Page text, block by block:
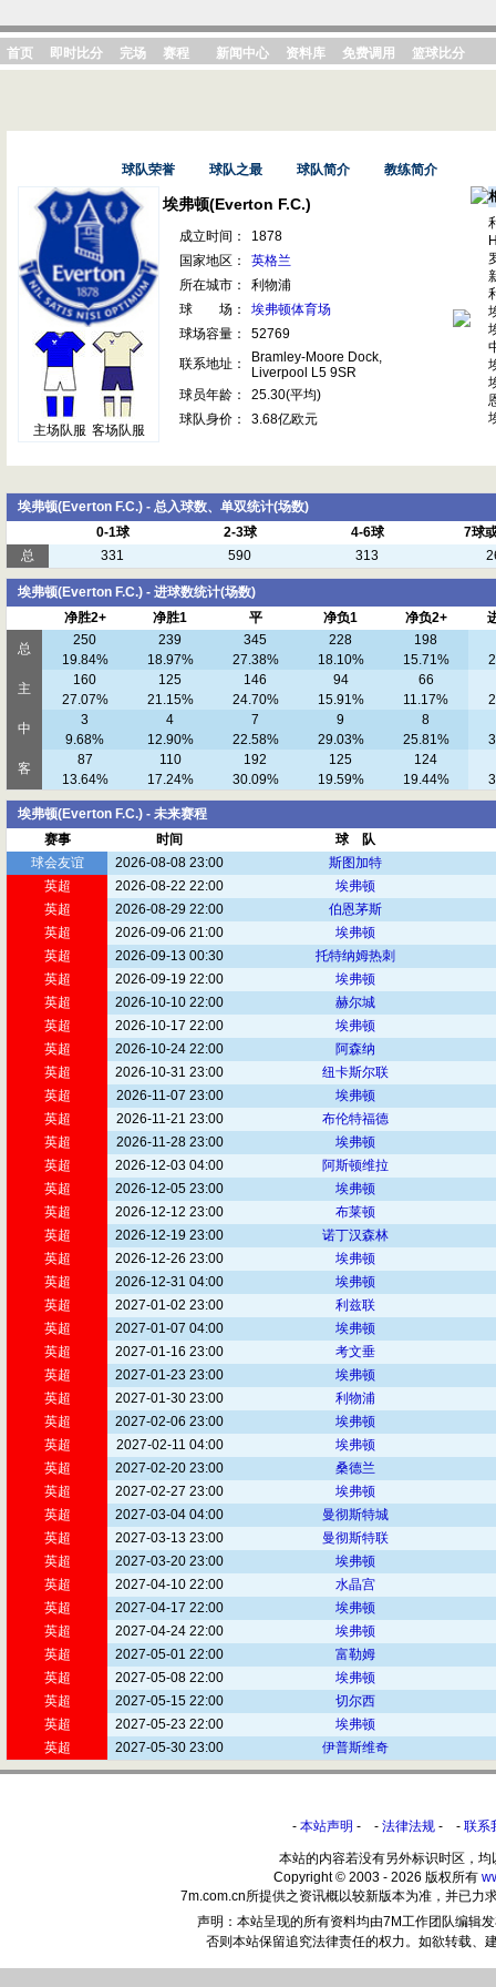
首页 即时比分 完场 赛程 新闻中心 资料库 免费调用 篮球比分
球队荣誉 球队之最 球队简介 教练简介
主场队服 客场队服
埃弗顿(Everton F.C.)
成立时间：
1878
国家地区：
英格兰
所在城市：
利物浦
球 场：
埃弗顿体育场
球场容量：
52769
联系地址：
Bramley-Moore Dock,
Liverpool L5 9SR
球员年龄：
25.30(平均)
球队身价：
3.68亿欧元
埃弗顿(Everton F.C.) - 总入球数、单双统计(场数)
0-1球
2-3球 4-6球
7球
总
331 590 313
埃弗顿(Everton F.C.) - 进球数统计(场数)
净胜2+
净胜1 平 净负1 净负2+
总
250 239 345 228
198
19.84%
18.97% 27.38% 18.10% 15.71%
主
160 125 146 94
66
27.07%
21.15% 24.70% 15.91% 11.17%
中
3 4 7 9
8
9.68%
12.90% 22.58% 29.03% 25.81%
客
87 110 192 125
124
13.64%
17.24% 30.09% 19.59% 19.44%
埃弗顿(Everton F.C.) - 未来赛程
赛事
时间
球 队
球会友谊
2026-08-08 23:00
斯图加特
英超
2026-08-22 22:00
埃弗顿
英超
2026-08-29 22:00
伯恩茅斯
英超
2026-09-06 21:00
埃弗顿
英超
2026-09-13 00:30
托特纳姆热刺
英超
2026-09-19 22:00
埃弗顿
英超
2026-10-10 22:00
赫尔城
英超
2026-10-17 22:00
埃弗顿
英超
2026-10-24 22:00
阿森纳
英超
2026-10-31 23:00
纽卡斯尔联
英超
2026-11-07 23:00
埃弗顿
英超
2026-11-21 23:00
布伦特福德
英超
2026-11-28 23:00
埃弗顿
英超
2026-12-03 04:00
阿斯顿维拉
英超
2026-12-05 23:00
埃弗顿
英超
2026-12-12 23:00
布莱顿
英超
2026-12-19 23:00
诺丁汉森林
英超
2026-12-26 23:00
埃弗顿
英超
2026-12-31 04:00
埃弗顿
英超
2027-01-02 23:00
利兹联
英超
2027-01-07 04:00
埃弗顿
英超
2027-01-16 23:00
考文垂
英超
2027-01-23 23:00
埃弗顿
英超
2027-01-30 23:00
利物浦
英超
2027-02-06 23:00
埃弗顿
英超
2027-02-11 04:00
埃弗顿
英超
2027-02-20 23:00
桑德兰
英超
2027-02-27 23:00
埃弗顿
英超
2027-03-04 04:00
曼彻斯特城
英超
2027-03-13 23:00
曼彻斯特联
英超
2027-03-20 23:00
埃弗顿
英超
2027-04-10 22:00
水晶宫
英超
2027-04-17 22:00
埃弗顿
英超
2027-04-24 22:00
埃弗顿
英超
2027-05-01 22:00
富勒姆
英超
2027-05-08 22:00
埃弗顿
英超
2027-05-15 22:00
切尔西
英超
2027-05-23 22:00
埃弗顿
英超
2027-05-30 23:00 伊普斯维奇
- 本站声明 - - 法律法规 - - 联系
本站的内容若没有另外标识时区，均
Copyright © 2003 - 2026 版权所有
7m.com.cn所提供之资讯概以较新版本为准，并已力
声明：本站呈现的所有资料均由7M工作团队编辑
否则本站保留追究法律责任的权力。如欲转载、